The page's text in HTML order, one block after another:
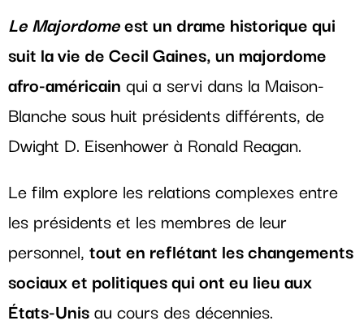
Le Majordomeest un drame historique qui
suit la vie de Cecil Gaines, un majordome
afro-américain qui a servi dans la Maison-
Blanche sous huit présidents différents, de
Dwight D. Eisenhower à Ronald Reagan.
Le film explore les relations complexes entre
les présidents et les membres de leur
personnel, tout en reflétant les changements
sociaux et politiques qui ont eu lieu aux
États-Unisau cours des décennies.